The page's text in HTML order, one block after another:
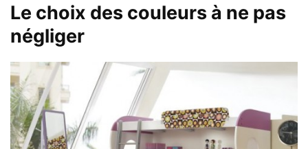
Le choix des couleurs à ne pas
négliger